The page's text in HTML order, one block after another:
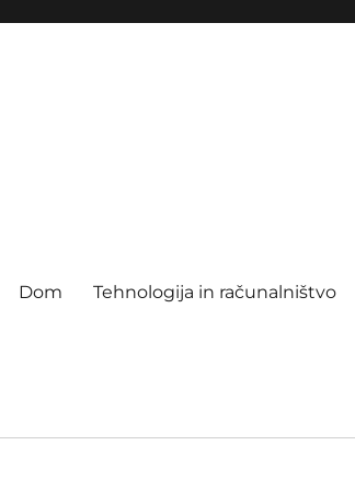
Dom Tehnologija in računalništvo